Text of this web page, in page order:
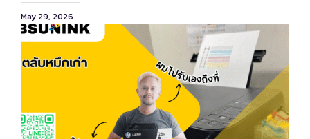
May 29, 2026